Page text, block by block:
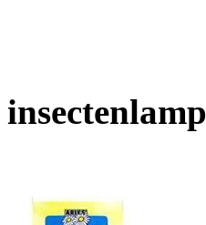
insectenlamp